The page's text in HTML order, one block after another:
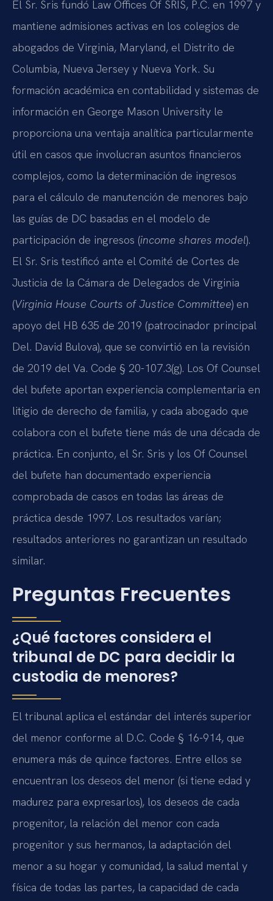
El Sr. Sris fundó Law Offices Of SRIS, P.C. en 1997 y
mantiene admisiones activas en los colegios de
abogados de Virginia, Maryland, el Distrito de
Columbia, Nueva Jersey y Nueva York. Su
formación académica en contabilidad y sistemas de
información en George Mason University le
proporciona una ventaja analítica particularmente
útil en casos que involucran asuntos financieros
complejos, como la determinación de ingresos
para el cálculo de manutención de menores bajo
las guías de DC basadas en el modelo de
participación de ingresos (income shares model).
El Sr. Sris testificó ante el Comité de Cortes de
Justicia de la Cámara de Delegados de Virginia
(Virginia House Courts of Justice Committee) en
apoyo del HB 635 de 2019 (patrocinador principal
Del. David Bulova), que se convirtió en la revisión
de 2019 del Va. Code § 20-107.3(g). Los Of Counsel
del bufete aportan experiencia complementaria en
litigio de derecho de familia, y cada abogado que
colabora con el bufete tiene más de una década de
práctica. En conjunto, el Sr. Sris y los Of Counsel
del bufete han documentado experiencia
comprobada de casos en todas las áreas de
práctica desde 1997. Los resultados varían;
resultados anteriores no garantizan un resultado
similar.
Preguntas Frecuentes
¿Qué factores considera el
tribunal de DC para decidir la
custodia de menores?
El tribunal aplica el estándar del interés superior
del menor conforme al D.C. Code § 16-914, que
enumera más de quince factores. Entre ellos se
encuentran los deseos del menor (si tiene edad y
madurez para expresarlos), los deseos de cada
progenitor, la relación del menor con cada
progenitor y sus hermanos, la adaptación del
menor a su hogar y comunidad, la salud mental y
física de todas las partes, la capacidad de cada